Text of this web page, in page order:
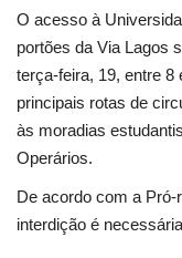
Saúde
Política
Trânsito
Segurança Pública
O acesso à
portões da Via Lagos
terça-feira, 19, entre 8
principais rotas de
às moradias
Operários.
De acordo com a
interdição é